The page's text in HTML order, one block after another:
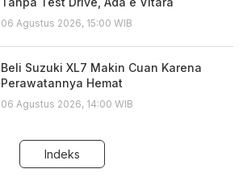
06 Agustus 2026, 15:00 WIB
Beli Suzuki XL7 Makin Cuan Karena
Perawatannya Hemat
06 Agustus 2026, 14:00 WIB
Indeks